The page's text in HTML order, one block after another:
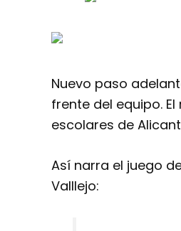
Nuevo paso
frente del equipo.
escolares de
Así narra el juego
Valllejo: